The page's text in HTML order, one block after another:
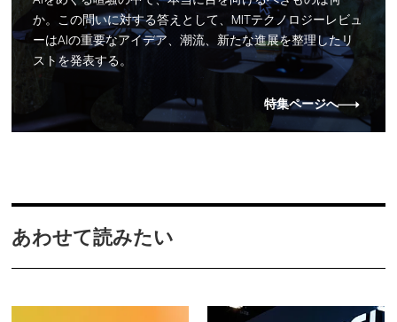
か。この問いに対する答えとして、MITテクノロジーレビュ
ーはAIの重要なアイデア、潮流、新たな進展を整理したリ
ストを発表する。
特集ページへ
あわせて読みたい